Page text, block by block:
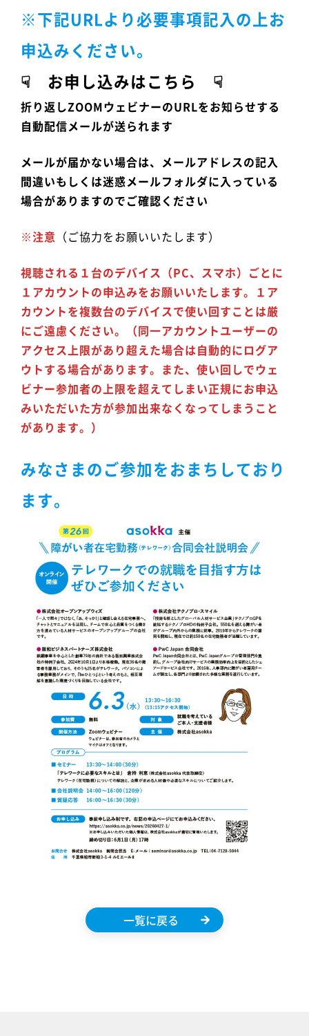
※下記URLより必要事項記入の上お
申込みく ださい。
☟ お申し込みはこちら ☟
折り返しZOOMウェビナーのURLをお知らせする
自動配信メールが送られます
メールが届かない場合は、メールアドレスの記入
間違いもしくは迷惑メールフォルダに入っている
場合がありますのでご確認ください
※注意 （ご協力をお願いいたします）
視聴される１台のデバイス（PC、スマホ）ごとに
１アカウントの申込みをお願いいたします。１ア
カウントを複数台のデバイスで使い回すことは厳
にご遠慮ください。（同一アカウントユーザーの
アクセス上限があり超えた場合は自動的にログア
ウトする場合があります。また、使い回しでウェ
ビナー参加者の上限を超えてしまい正規にお申込
みいただいた方が参加出来なくなってしまうこと
があります。）
みなさまのご参加をおまちしており
ます。
一覧に戻る